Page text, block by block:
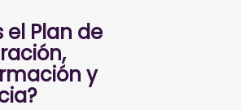
el Plan de
y